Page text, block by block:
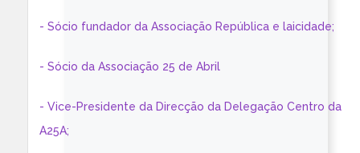
- Sócio fundador da Associação República e laicidade;
- Sócio da Associação 25 de Abril
- Vice-Presidente da Direcção da Delegação Centro da
A25A;